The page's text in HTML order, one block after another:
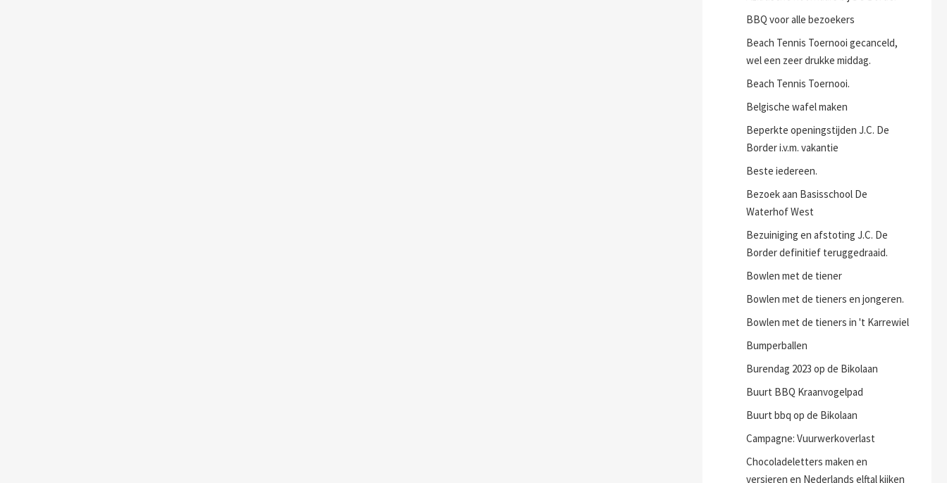
BBQ voor alle bezoekers
Beach Tennis Toernooi gecanceld,
wel een zeer drukke middag.
Beach Tennis Toernooi.
Belgische wafel maken
Beperkte openingstijden J.C. De
Border i.v.m. vakantie
Beste iedereen.
Bezoek aan Basisschool De
Waterhof West
Bezuiniging en afstoting J.C. De
Border definitief teruggedraaid.
Bowlen met de tiener
Bowlen met de tieners en jongeren.
Bowlen met de tieners in 't Karrewiel
Bumperballen
Burendag 2023 op de Bikolaan
Buurt BBQ Kraanvogelpad
Buurt bbq op de Bikolaan
Campagne: Vuurwerkoverlast
Chocoladeletters maken en
versieren en Nederlands elftal kijken